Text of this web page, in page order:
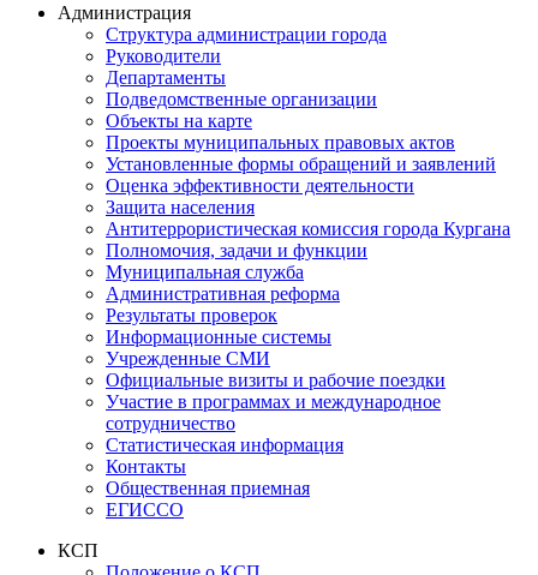
Администрация
Структура администрации города
Руководители
Департаменты
Подведомственные организации
Объекты на карте
Проекты муниципальных правовых актов
Установленные формы обращений и заявлений
Оценка эффективности деятельности
Защита населения
Антитеррористическая комиссия города Кургана
Полномочия, задачи и функции
Муниципальная служба
Административная реформа
Результаты проверок
Информационные системы
Учрежденные СМИ
Официальные визиты и рабочие поездки
Участие в программах и международное
сотрудничество
Статистическая информация
Контакты
Общественная приемная
ЕГИССО
КСП